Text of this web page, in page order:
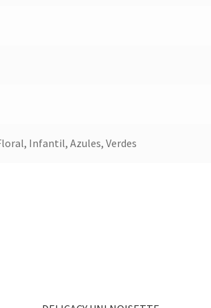
Infantil, Azules, Verdes